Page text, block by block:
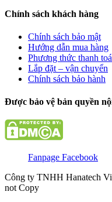
Chính sách khách hàng
Chính sách bảo mật
Hướng dẫn mua hàng
Phương thức thanh
Lắp đặt – vận chuyển
Chính sách bảo hành
Được bảo vệ bản quyền
Fanpage Facebook
Công ty TNHH Hanatech
not Copy